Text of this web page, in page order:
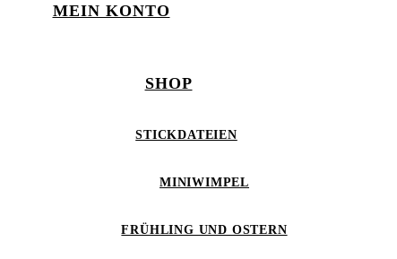
MEIN KONTO
SHOP
STICKDATEIEN
MINIWIMPEL
FRÜHLING UND OSTERN